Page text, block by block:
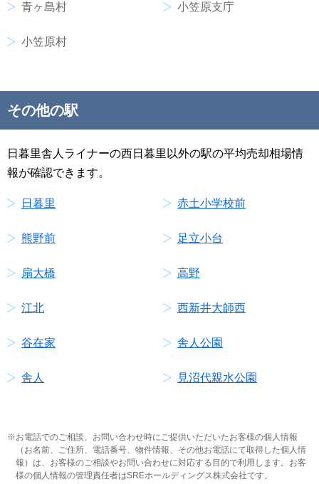
青ヶ島村 小笠原支庁
小笠原村
その他の駅
日暮里舎人ライナーの西日暮里以外の駅の平均売却相場情
報が確認できます。
日暮里 赤土小学校前
熊野前 足立小台
扇大橋 高野
江北 西新井大師西
谷在家 舎人公園
舎人 見沼代親水公園
お電話でのご相談、お問い合わせ時にご提供いただいたお客様の個人情報
（お名前、ご住所、電話番号、物件情報、その他お電話にて取得した個人情
報）は、お客様のご相談やお問い合わせに対応する目的で利用します。お客
様の個人情報の管理責任者はSREホールディングス株式会社です。